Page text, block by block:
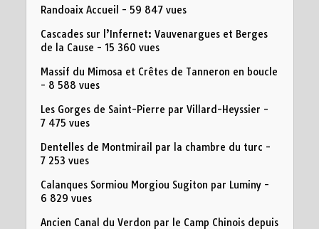
Randoaix Accueil - 59 847 vues
Cascades sur l’Infernet: Vauvenargues et Berges
de la Cause - 15 360 vues
Massif du Mimosa et Crêtes de Tanneron en boucle
- 8 588 vues
Les Gorges de Saint-Pierre par Villard-Heyssier -
7 475 vues
Dentelles de Montmirail par la chambre du turc -
7 253 vues
Calanques Sormiou Morgiou Sugiton par Luminy-
6 829 vues
Ancien Canal du Verdon par le Camp Chinois depuis